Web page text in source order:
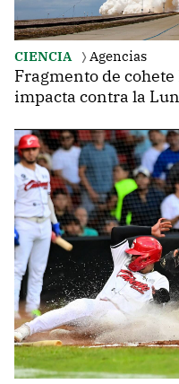
CIENCIA Agencias
Fragmento de cohete
impacta contra la